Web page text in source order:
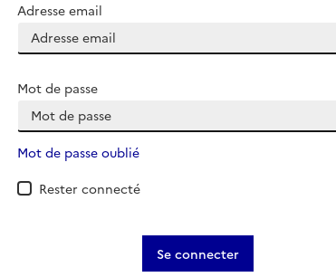
Adresse email
Mot de passe
Mot de passe oublié
Rester connecté
Se connecter